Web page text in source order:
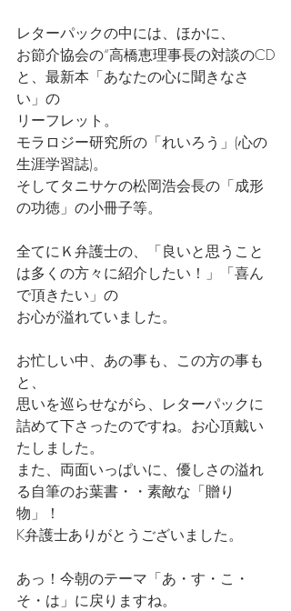
レターパックの中には、ほかに、
お節介協会の“高橋恵理事長の対談のCD
と、最新本「あなたの心に聞きなさ
い」の
リーフレット。
モラロジー研究所の「れいろう」(心の
生涯学習誌)。
そしてタニサケの松岡浩会長の「成形
の功徳」の小冊子等。
全てにＫ弁護士の、「良いと思うこと
は多くの方々に紹介したい！」「喜ん
で頂きたい」の
お心が溢れていました。
お忙しい中、あの事も、この方の事も
と、
思いを巡らせながら、レターパックに
詰めて下さったのですね。お心頂戴い
たしました。
また、両面いっぱいに、優しさの溢れ
る自筆のお葉書・・素敵な「贈り
物」！
K弁護士ありがとうございました。
あっ！今朝のテーマ「あ・す・こ・
そ・は」に戻りますね。